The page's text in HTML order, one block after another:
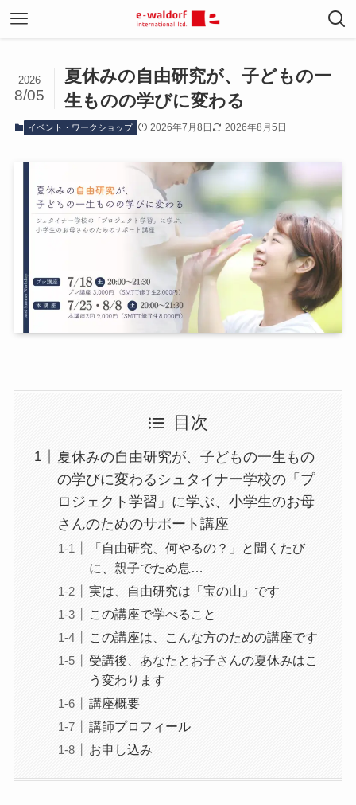
夏休みの自由研究が、子どもの一
生ものの学びに変わる
2026
8/05
イベント・ワークショップ 2026年7月8日 2026年8月5日
目次
夏休みの自由研究が、子どもの一生もの
の学びに変わるシュタイナー学校の「プ
ロジェクト学習」に学ぶ、小学生のお母
さんのためのサポート講座
「自由研究、何やるの？」と聞くたび
に、親子でため息…
実は、自由研究は「宝の山」です
この講座で学べること
この講座は、こんな方のための講座です
受講後、あなたとお子さんの夏休みはこ
う変わります
講座概要
講師プロフィール
お申し込み